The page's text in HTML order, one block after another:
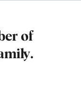
of